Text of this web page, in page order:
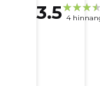
3.5 4